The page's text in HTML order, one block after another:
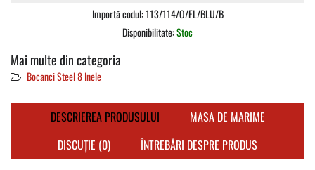
Importă codul: 113/114/O/FL/BLU/B
Disponibilitate:Stoc
Mai multe din categoria
Bocanci Steel 8 Inele
DESCRIEREA PRODUSULUI
MASA DE MARIME
DISCUȚIE (0)
ÎNTREBĂRI DESPRE PRODUS